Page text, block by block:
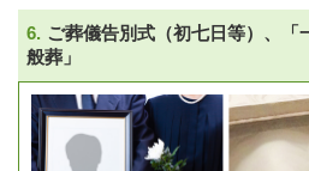
6. ご葬儀告別式（初七日等）、「
般葬」